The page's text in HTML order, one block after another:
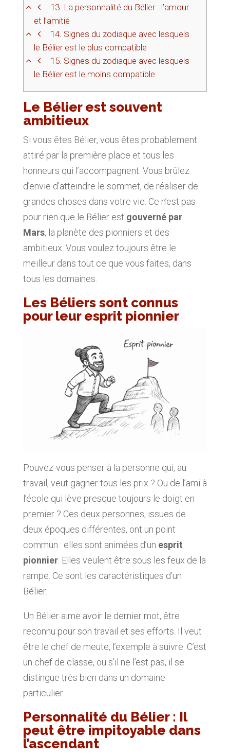
13. La personnalité du Bélier : l’amour
et l’amitié
14. Signes du zodiaque avec lesquels
le Bélier est le plus compatible
15. Signes du zodiaque avec lesquels
le Bélier est le moins compatible
Le Bélier est souvent
ambitieux
Si vous êtes Bélier, vous êtes probablement
attiré par la première place et tous les
honneurs qui l’accompagnent. Vous brûlez
d’envie d’atteindre le sommet, de réaliser de
grandes choses dans votre vie. Ce n’est pas
pour rien que le Bélier est gouverné par
Mars, la planète des pionniers et des
ambitieux. Vous voulez toujours être le
meilleur dans tout ce que vous faites, dans
tous les domaines.
Les Béliers sont connus
pour leur esprit pionnier
Pouvez-vous penser à la personne qui, au
travail, veut gagner tous les prix ? Ou de l’ami à
l’école qui lève presque toujours le doigt en
premier ? Ces deux personnes, issues de
deux époques différentes, ont un point
commun : elles sont animées d’un esprit
pionnier. Elles veulent être sous les feux de la
rampe. Ce sont les caractéristiques d’un
Bélier.
Un Bélier aime avoir le dernier mot, être
reconnu pour son travail et ses efforts. Il veut
être le chef de meute, l’exemple à suivre. C’est
un chef de classe, ou s’il ne l’est pas, il se
distingue très bien dans un domaine
particulier.
Personnalité du Bélier : Il
peut être impitoyable dans
l’ascendant